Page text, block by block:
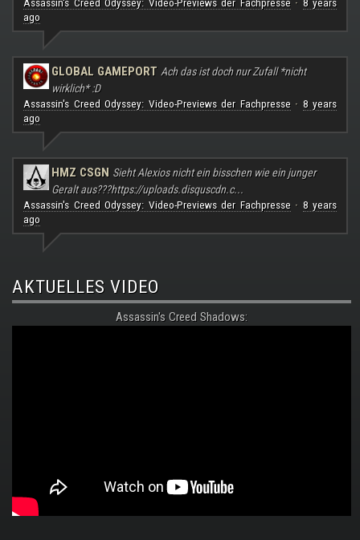
Assassin's Creed Odyssey: Video-Previews der Fachpresse· 8 years
ago
GLOBAL GAMEPORT Ach das ist doch nur Zufall *nicht
wirklich* :D
Assassin's Creed Odyssey: Video-Previews der Fachpresse· 8 years
ago
HMZ CSGN Sieht Alexios nicht ein bisschen wie ein junger
Geralt aus???https://uploads.disquscdn.c...
Assassin's Creed Odyssey: Video-Previews der Fachpresse· 8 years
ago
AKTUELLES VIDEO
Assassin's Creed Shadows: